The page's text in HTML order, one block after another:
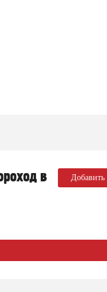
в
Добавить